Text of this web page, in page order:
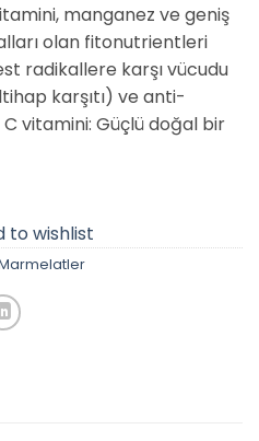
manganez ve geniş
olan fitonutrientleri
radikallere karşı vücudu
karşıtı) ve anti-
vitamini: Güçlü doğal bir
to wishlist